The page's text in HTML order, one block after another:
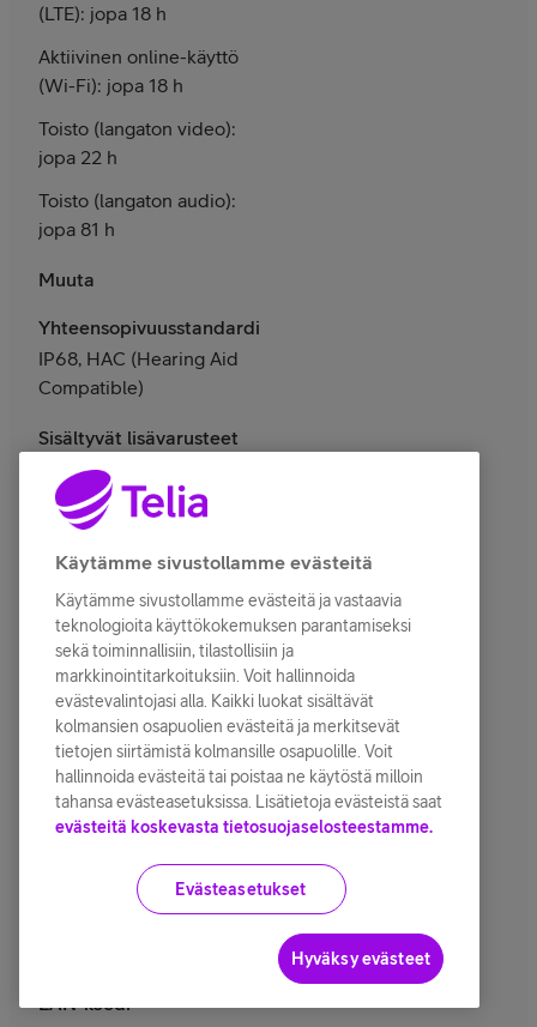
(LTE): jopa 18 h
Aktiivinen online-käyttö
(Wi-Fi): jopa 18 h
Toisto (langaton video):
jopa 22 h
Toisto (langaton audio):
jopa 81 h
Muuta
Yhteensopivuusstandardit
IP68, HAC (Hearing Aid
Compatible)
Sisältyvät lisävarusteet
SIM-kortin poistotyökalu,
USB-C to USB-C -kaapeli
Takuu
24 kk
Asiakastuki
https://www.samsung.com/fi/support/
Ympäristötiedot
Vedenkestävyyden
maksimisyvyys
Käytämme sivustollamme evästeitä
Käytämme sivustollamme evästeitä ja vastaavia
teknologioita käyttökokemuksen parantamiseksi
sekä toiminnallisiin, tilastollisiin ja
markkinointitarkoituksiin. Voit hallinnoida
evästevalintojasi alla. Kaikki luokat sisältävät
kolmansien osapuolien evästeitä ja merkitsevät
tietojen siirtämistä kolmansille osapuolille. Voit
hallinnoida evästeitä tai poistaa ne käytöstä milloin
tahansa evästeasetuksissa. Lisätietoja evästeistä saat
evästeitä koskevasta tietosuojaselosteestamme.
Evästeasetukset
Hyväksy evästeet